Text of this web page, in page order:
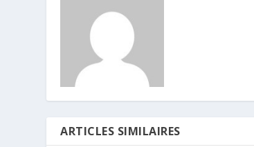
ARTICLES SIMILAIRES